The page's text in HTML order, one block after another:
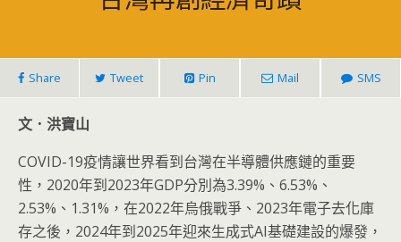
Share Tweet Pin Mail SMS
文．洪寶山
COVID-19疫情讓世界看到台灣在半導體供應鏈的重要
性，2020年到2023年GDP分別為3.39%、6.53%、
2.53%、1.31%，在2022年烏俄戰爭、2023年電子去化庫
存之後，2024年到2025年迎來生成式AI基礎建設的爆發，